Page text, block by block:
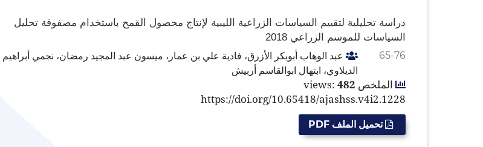
دراسة تحليلية لتقييم السياسات الزراعية الليبية لإنتاج محصول القمح باستخدام مصفوفة تحليل
السياسات للموسم الزراعي 2018
عبد الوهاب أبوبكر الأزرق، فادية علي بن عمار، ميسون عبد المجيد رمضان، نجمي أبراهيم
الديلاوي، ابتهال ابوالقاسم أربيش
65-76
الملخص views: 482
https://doi.org/10.65418/ajashss.v4i2.1228
تحميل الملف PDF